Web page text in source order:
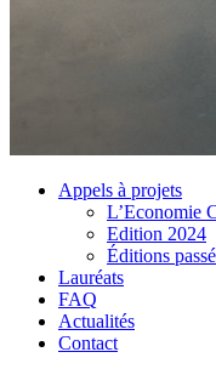
Appels à projets
L’Economie
Edition 2024
Éditions
Lauréats
FAQ
Actualités
Contact